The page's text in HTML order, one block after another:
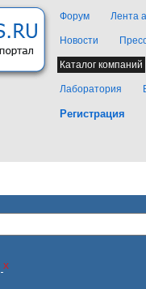
Форум Лента
Новости
Каталог компаний
Лаборатория
Регистрация
x